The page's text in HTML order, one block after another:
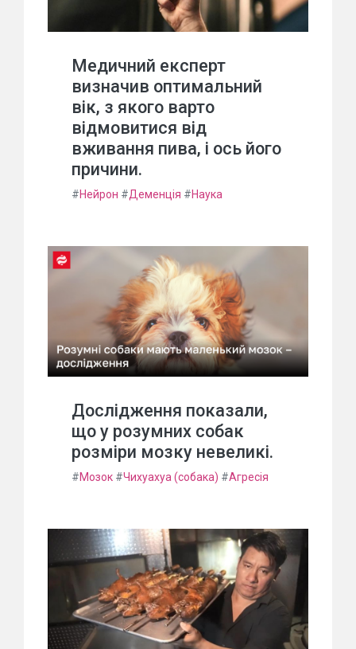
Медичний експерт
визначив оптимальний
вік, з якого варто
відмовитися від
вживання пива, і ось його
причини.
#Нейрон #Деменція #Наука
Дослідження показали,
що у розумних собак
розміри мозку невеликі.
#Мозок #Чихуахуа (собака) #Агресія